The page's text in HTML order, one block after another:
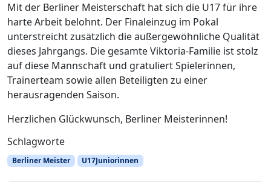
Mit der Berliner Meisterschaft hat sich die U17 für ihre
harte Arbeit belohnt. Der Finaleinzug im Pokal
unterstreicht zusätzlich die außergewöhnliche Qualität
dieses Jahrgangs. Die gesamte Viktoria-Familie ist stolz
auf diese Mannschaft und gratuliert Spielerinnen,
Trainerteam sowie allen Beteiligten zu einer
herausragenden Saison.
Herzlichen Glückwunsch, Berliner Meisterinnen!
Schlagworte
Berliner Meister U17Juniorinnen